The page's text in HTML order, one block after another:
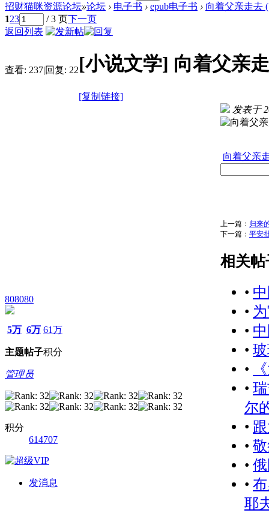
招财猫咪资源论坛»论坛 › 电子书 › epub电子书 › 向着父亲走去
123 / 3 页下一页
返回列表
查看: 237|回复: 22[小说文学] 向着父亲
[复制链接]
808080
5万
主题
6万
帖子
61万
积分
管理员
积分
614707
发消息
发表于
向着父亲
上一篇： 归来
下一篇： 平安
相关帖
•
•
•
•
•
•
尔
•
•
•
•
耶